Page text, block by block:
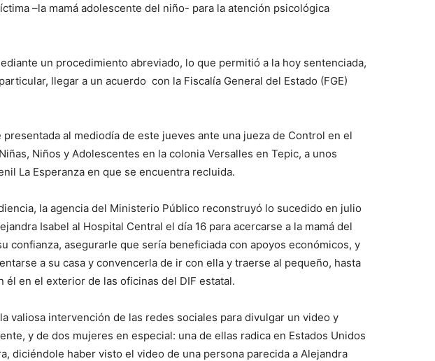
–la mamá adolescente del niño- para la atención psicológica
un procedimiento abreviado, lo que permitió a la hoy sentenciada,
llegar a un acuerdo con la Fiscalía General del Estado (FGE)
al mediodía de este jueves ante una jueza de Control en el
Niños y Adolescentes en la colonia Versalles en Tepic, a unos
La Esperanza en que se encuentra recluida.
la agencia del Ministerio Público reconstruyó lo sucedido en julio
Isabel al Hospital Central el día 16 para acercarse a la mamá del
confianza, asegurarle que sería beneficiada con apoyos económicos, y
a su casa y convencerla de ir con ella y traerse al pequeño, hasta
él en el exterior de las oficinas del DIF estatal.
valiosa intervención de las redes sociales para divulgar un video y
y de dos mujeres en especial: una de ellas radica en Estados Unidos
diciéndole haber visto el video de una persona parecida a Alejandra